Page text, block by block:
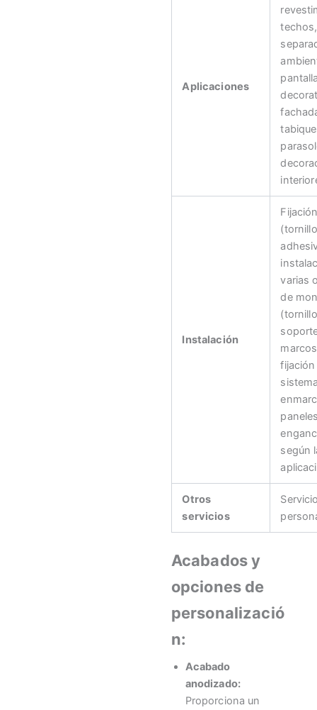
Aplicaciones
techos,
Instalación
varias
de
según
Otros
servicios
Acabados y
opciones de
personalizació
n:
Acabado
anodizado:
Proporciona un